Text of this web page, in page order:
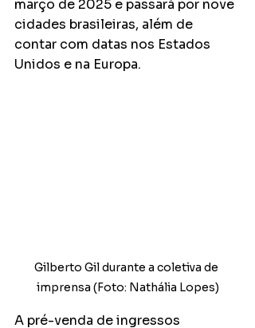
março de 2025 e passará por nove
cidades brasileiras, além de
contar com datas nos Estados
Unidos e na Europa.
Gilberto Gil durante a coletiva de
imprensa (Foto: Nathália Lopes)
A pré-venda de ingressos